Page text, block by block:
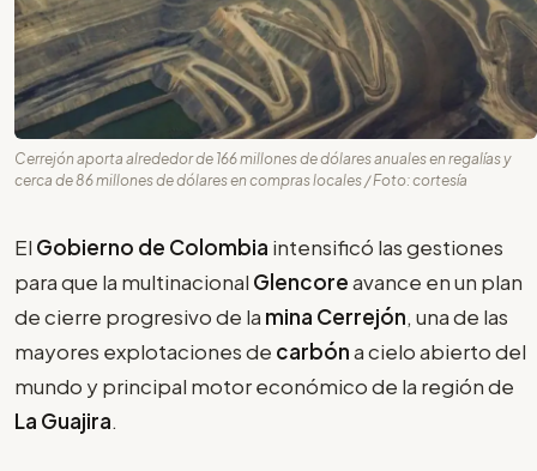
Cerrejón aporta alrededor de 166 millones de dólares anuales en regalías y
cerca de 86 millones de dólares en compras locales / Foto: cortesía
El Gobierno de Colombia intensificó las gestiones
para que la multinacional Glencoreavance en un plan
de cierre progresivo de la mina Cerrejón, una de las
mayores explotaciones de carbóna cielo abierto del
mundo y principal motor económico de la región de
La Guajira.